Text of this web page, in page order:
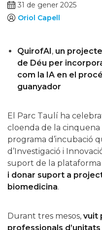
31 de gener 2025
Oriol Capell
QuirofAI , un
de Déu per
com la IA en el
guanyador
El Parc Taulí ha celebrat aquest divendres l’acte de
cloenda de la cinquena
programa d’incubació
d’Investigació i
suport de la plataforma
i donar suport a
biomedicina.
Durant tres mesos, vuit
professionals